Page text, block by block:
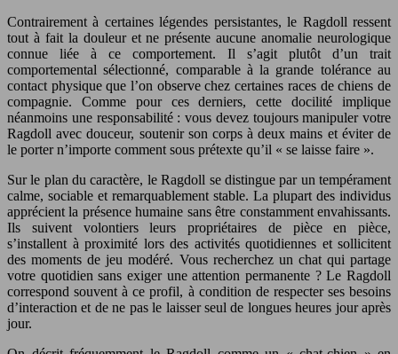
Contrairement à certaines légendes persistantes, le Ragdoll ressent
tout à fait la douleur et ne présente aucune anomalie neurologique
connue liée à ce comportement. Il s’agit plutôt d’un trait
comportemental sélectionné, comparable à la grande tolérance au
contact physique que l’on observe chez certaines races de chiens de
compagnie. Comme pour ces derniers, cette docilité implique
néanmoins une responsabilité : vous devez toujours manipuler votre
Ragdoll avec douceur, soutenir son corps à deux mains et éviter de
le porter n’importe comment sous prétexte qu’il « se laisse faire ».
Sur le plan du caractère, le Ragdoll se distingue par un tempérament
calme, sociable et remarquablement stable. La plupart des individus
apprécient la présence humaine sans être constamment envahissants.
Ils suivent volontiers leurs propriétaires de pièce en pièce,
s’installent à proximité lors des activités quotidiennes et sollicitent
des moments de jeu modéré. Vous recherchez un chat qui partage
votre quotidien sans exiger une attention permanente ? Le Ragdoll
correspond souvent à ce profil, à condition de respecter ses besoins
d’interaction et de ne pas le laisser seul de longues heures jour après
jour.